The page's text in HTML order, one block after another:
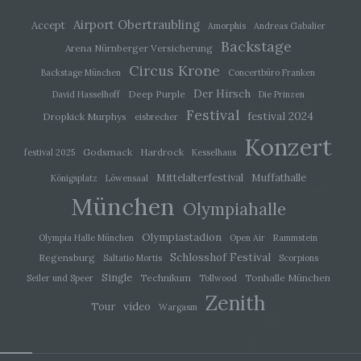
Accept Airport Obertraubling Amorphis Andreas Gabalier
Arena Nürnberger Versicherung Backstage
Backstage München Circus Krone
Concertbüro Franken
David Hasselhoff
Deep Purple Der Hirsch Die Prinzen
Dropkick Murphys eisbrecher Festival festival 2024
festival 2025 Godsmack Hardrock Kesselhaus Konzert
Königsplatz Löwensaal Mittelalterfestival Muffathalle
München Olympiahalle
Olympia Halle München Olympiastadion Open Air Rammstein
Regensburg Saltatio Mortis Schlosshof Festival
Scorpions
Seiler und Speer
Single Technikum Tollwood Tonhalle München
Tour video Wargasm Zenith
Empfänger ist eine natürliche oder juristische
Person, Behörde, Einrichtung oder andere Stelle,
der personenbezogene Daten offengelegt
werden, unabhängig davon, ob es sich bei ihr um
Untersuchungsauftrags nach dem Unionsrecht
oder dem Recht der Mitgliedstaaten
möglicherweise personenbezogene Daten
erhalten, gelten jedoch nicht als Empfänger.
Dritter ist eine natürliche oder juristische Person,
Behörde, Einrichtung oder andere Stelle außer
der betroffenen Person, dem Verantwortlichen,